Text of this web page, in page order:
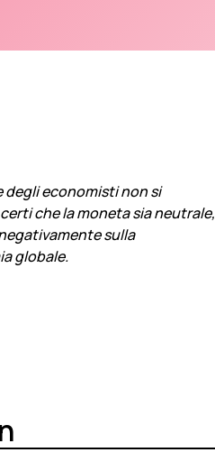
degli economisti non si
che la moneta sia neutrale,
sulla
globale.